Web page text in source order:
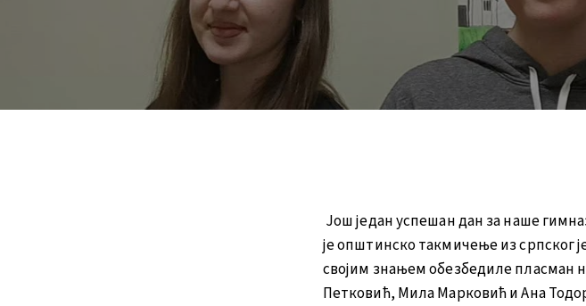
Још један успешан дан за наше
је општинско такмичење из српског
својим знањем обезбедиле пласман
Петковић, Мила Марковић и Ана